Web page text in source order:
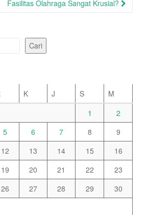
Fasilitas Olahraga Sangat Krusial?
Cari
K J S
M
1
2
5 6 7 8
9
12 13 14 15
16
19 20 21 22
23
26 27 28 29
30